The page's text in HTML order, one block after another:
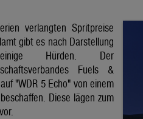
verlangten Spritpreise
gibt es nach Darstellung
Hürden. Der
Fuels &
"WDR 5 Echo" von einem
Diese lägen zum